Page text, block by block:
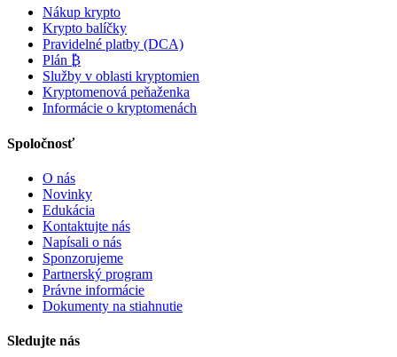
Nákup krypto
Krypto balíčky
Pravidelné platby (DCA)
Plán ₿
Služby v oblasti kryptomien
Kryptomenová peňaženka
Informácie o kryptomenách
Spoločnosť
O nás
Novinky
Edukácia
Kontaktujte nás
Napísali o nás
Sponzorujeme
Partnerský program
Právne informácie
Dokumenty na stiahnutie
Sledujte nás